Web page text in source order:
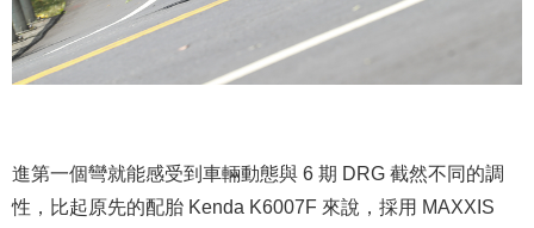
進第一個彎就能感受到車輛動態與 6 期 DRG 截然不同的調
性，比起原先的配胎 Kenda K6007F 來說，採用 MAXXIS